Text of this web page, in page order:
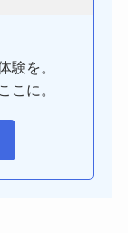
験を。
こに。